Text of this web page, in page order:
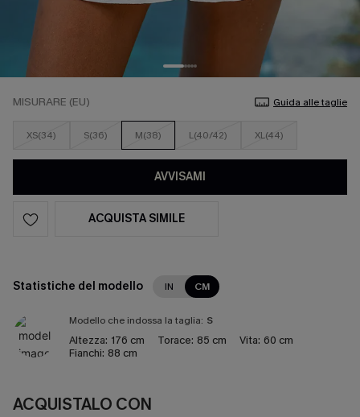
MISURARE (EU) Guida alle taglie
XS(34) S(36) M(38) L(40/42) XL(44)
AVVISAMI
ACQUISTA SIMILE
Statistiche del modello IN CM
Modello che indossa la taglia: S
Altezza: 176 cm Torace: 85 cm Vita: 60 cm
Fianchi: 88 cm
ACQUISTALO CON